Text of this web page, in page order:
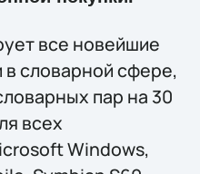
все новейшие
словарной сфере,
пар на 30
всех
Windows,